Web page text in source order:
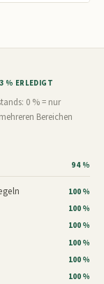
% ERLEDIGT
0 % = nur
Bereichen
94 %
100 %
100 %
100 %
100 %
100 %
100 %